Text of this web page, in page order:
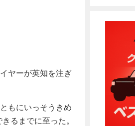
ヤーが英知を注ぎ
もにいっそうきめ
るまでに至った。